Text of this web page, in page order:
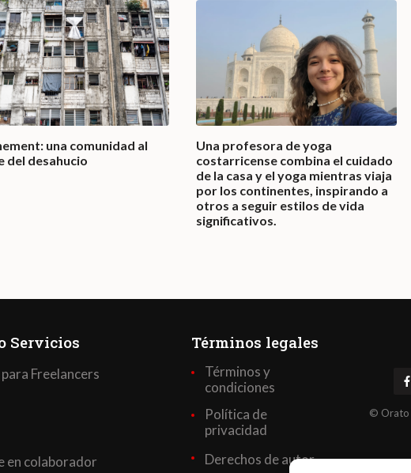
una comunidad al
del desahucio
Una profesora de yoga
costarricense combina el cuidado
de la casa y el yoga mientras viaja
por los continentes, inspirando a
otros a seguir estilos de vida
significativos.
Servicios
Freelancers
en colaborador
Términos legales
Términos y
condiciones
Política de
privacidad
Derechos de autor
© Orato